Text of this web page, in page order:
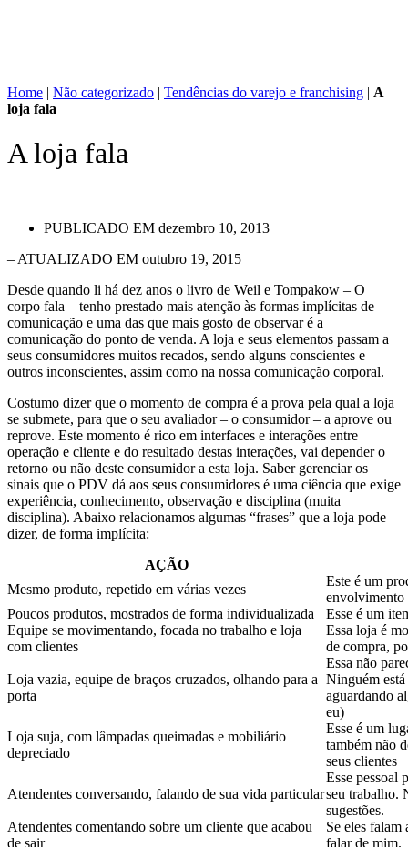
Home | Não categorizado | Tendências do varejo e franchising | A
loja fala
A loja fala
PUBLICADO EM dezembro 10, 2013
– ATUALIZADO EM outubro 19, 2015
Desde quando li há dez anos o livro de Weil e Tompakow – O
corpo fala – tenho prestado mais atenção às formas implícitas de
comunicação e uma das que mais gosto de observar é a
comunicação do ponto de venda. A loja e seus elementos passam a
seus consumidores muitos recados, sendo alguns conscientes e
outros inconscientes, assim como na nossa comunicação corporal.
Costumo dizer que o momento de compra é a prova pela qual a loja
se submete, para que o seu avaliador – o consumidor – a aprove ou
reprove. Este momento é rico em interfaces e interações entre
operação e cliente e do resultado destas interações, vai depender o
retorno ou não deste consumidor a esta loja. Saber gerenciar os
sinais que o PDV dá aos seus consumidores é uma ciência que exige
experiência, conhecimento, observação e disciplina (muita
disciplina). Abaixo relacionamos algumas “frases” que a loja pode
dizer, de forma implícita:
AÇÃO
Mesmo produto, repetido em várias vezes
Este é um
envolvimento
Poucos produtos, mostrados de forma individualizada
Esse é um
Equipe se movimentando, focada no trabalho e loja
com clientes
Essa loja é
de compra,
Loja vazia, equipe de braços cruzados, olhando para a
porta
Essa não
Ninguém
aguardando
eu)
Loja suja, com lâmpadas queimadas e mobiliário
depreciado
Esse é um
também não
seus clientes
Atendentes conversando, falando de sua vida particular
Esse pessoal
seu trabalho.
sugestões.
Atendentes comentando sobre um cliente que acabou
de sair
Se eles falam
falar de mim.